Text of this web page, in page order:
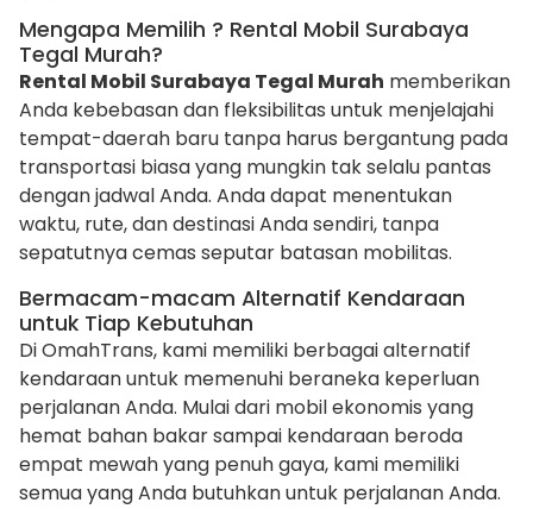
Mengapa Memilih ? Rental Mobil Surabaya
Tegal Murah?
Rental Mobil Surabaya Tegal Murah memberikan
Anda kebebasan dan fleksibilitas untuk menjelajahi
tempat-daerah baru tanpa harus bergantung pada
transportasi biasa yang mungkin tak selalu pantas
dengan jadwal Anda. Anda dapat menentukan
waktu, rute, dan destinasi Anda sendiri, tanpa
sepatutnya cemas seputar batasan mobilitas.
Bermacam-macam Alternatif Kendaraan
untuk Tiap Kebutuhan
Di OmahTrans, kami memiliki berbagai alternatif
kendaraan untuk memenuhi beraneka keperluan
perjalanan Anda. Mulai dari mobil ekonomis yang
hemat bahan bakar sampai kendaraan beroda
empat mewah yang penuh gaya, kami memiliki
semua yang Anda butuhkan untuk perjalanan Anda.